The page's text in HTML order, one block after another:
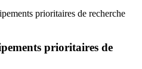
prioritaires de recherche
prioritaires de